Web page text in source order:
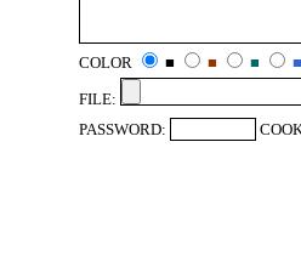
COLOR ■ ■ ■
■
FILE:
PASSWORD: